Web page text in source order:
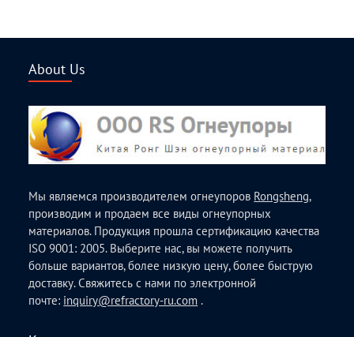
About Us
Мы являемся производителем огнеупоров Rongsheng,
производим и продаем все виды огнеупорных
материалов. Продукция прошла сертификацию качества
ISO 9001: 2005. Выберите нас, вы можете получить
больше вариантов, более низкую цену, более быструю
доставку. Свяжитесь с нами по электронной
почте: inquiry@refractory-ru.com .